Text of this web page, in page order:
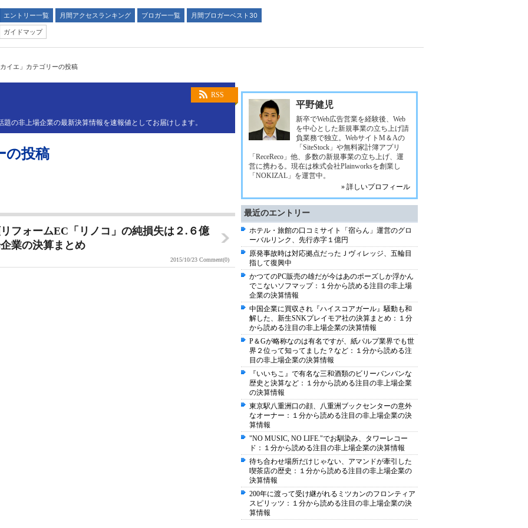
エントリー一覧 月間アクセスランキング ブロガー一覧
月間ブロガーベスト30
ガイドマップ
カイエ」カテゴリーの投稿
RSS
の非上場企業の最新決算情報を速報値としてお届けします。
の投稿
フォームEC「リノコ」の純損失は２.６億
業の決算まとめ
2015/10/23 Comment(0)
平野健児
新卒でWeb広告営業を経験後、Web
を中心とした新規事業の立ち上げ請
負業務で独立。WebサイトM＆Aの
「SiteStock」や無料家計簿アプリ
「ReceReco」他、多数の新規事業の立ち上げ、運
営に携わる。現在は株式会社Plainworksを創業し
「NOKIZAL」を運営中。
» 詳しいプロフィール
最近のエントリー
ホテル・旅館の口コミサイト「宿らん」運営のグロ
ーバルリンク、先行赤字１億円
原発事故時は対応拠点だったＪヴィレッジ、五輪目
指して復興中
かつてのPC販売の雄だが今はあのポーズしか浮かん
でこないソフマップ：１分から読める注目の非上場
企業の決算情報
中国企業に買収され『ハイスコアガール』騒動も和
解した、新生SNKプレイモア社の決算まとめ：１分
から読める注目の非上場企業の決算情報
P＆Gが略称なのは有名ですが、紙パルプ業界でも世
界２位って知ってました？など：１分から読める注
目の非上場企業の決算情報
『いいちこ』で有名な三和酒類のビリーバンバンな
歴史と決算など：１分から読める注目の非上場企業
の決算情報
東京駅八重洲口の顔、八重洲ブックセンターの意外
なオーナー：１分から読める注目の非上場企業の決
算情報
"NO MUSIC, NO LIFE."でお馴染み、タワーレコー
ド：１分から読める注目の非上場企業の決算情報
待ち合わせ場所だけじゃない、アマンドが牽引した
喫茶店の歴史：１分から読める注目の非上場企業の
決算情報
200年に渡って受け継がれるミツカンのフロンティア
スピリッツ：１分から読める注目の非上場企業の決
算情報